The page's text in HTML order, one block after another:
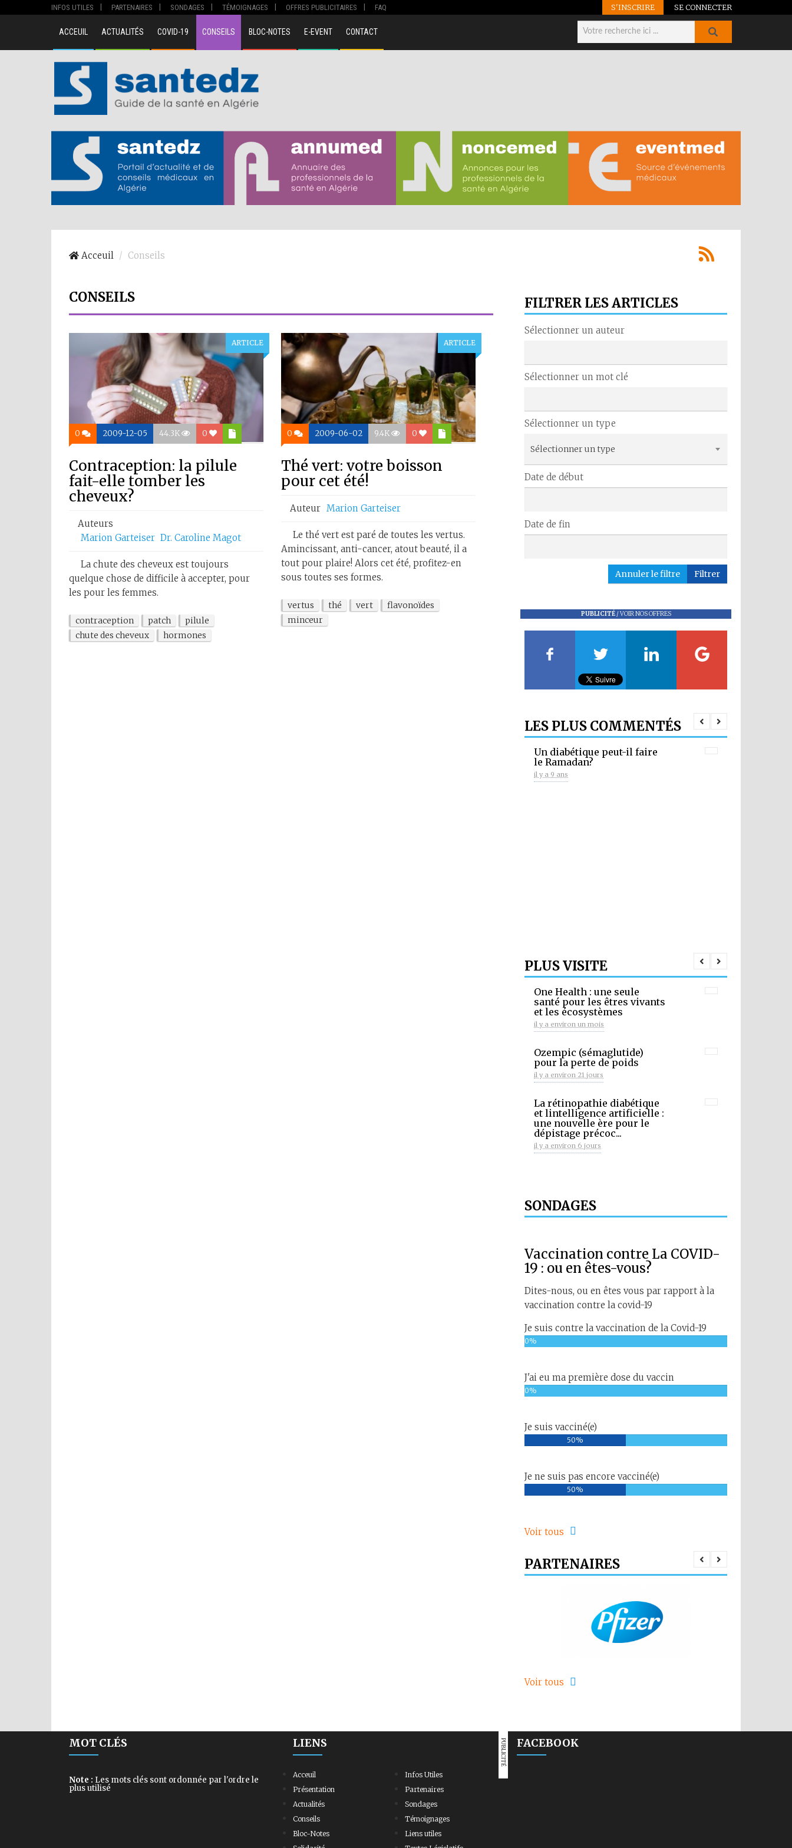
INFOS UTILES PARTENAIRES SONDAGES TÉMOIGNAGES OFFRES PUBLICITAIRES FAQ S'INSCRIRE SE CONNECTER
ACCEUIL ACTUALITÉS COVID-19 CONSEILS BLOC-NOTES E-EVENT CONTACT
Acceuil Conseils
CONSEILS
ARTICLE
0 2009-12-05 44.3K 0
Contraception: la pilule
fait-elle tomber les
cheveux?
Auteurs
Marion Garteiser Dr. Caroline Magot
La chute des cheveux est toujours
quelque chose de difficile à accepter, pour
les pour les femmes.
contraception patch
pilule
chute des cheveux
hormones
ARTICLE
0 2009-06-02 9.4K 0
Thé vert: votre boisson
pour cet été!
Auteur Marion Garteiser
Le thé vert est paré de toutes les vertus.
Amincissant, anti-cancer, atout beauté, il a
tout pour plaire! Alors cet été, profitez-en
sous toutes ses formes.
vertus thé vert
flavonoïdes
minceur
FILTRER LES ARTICLES
Sélectionner un auteur
Sélectionner un mot clé
Sélectionner un type
Sélectionner un type
Date de début
Date de fin
Filtrer
Annuler le filtre
PUBLICITÉ/VOIR NOS OFFRES
LES PLUS COMMENTÉS
Un diabétique peut-il faire
le Ramadan?
il y a 9 ans
PLUS VISITE
One Health : une seule
santé pour les êtres vivants
et les écosystèmes
il y a environ un mois
Ozempic (sémaglutide)
pour la perte de poids
il y a environ 21 jours
La rétinopathie diabétique
et lintelligence artificielle :
une nouvelle ère pour le
dépistage précoc...
il y a environ 6 jours
SONDAGES
Vaccination contre La COVID-
19 : ou en êtes-vous?
Dites-nous, ou en êtes vous par rapport à la
vaccination contre la covid-19
Je suis contre la vaccination de la Covid-19
0%
J'ai eu ma première dose du vaccin
0%
Je suis vacciné(e)
50%
Je ne suis pas encore vacciné(e)
50%
Voir tous
PARTENAIRES
Voir tous
PUBLICITÉ
MOT CLÉS
Note : Les mots clés sont ordonnée par l'ordre le
plus utilisé
LIENS
Acceuil
Présentation
Actualités
Conseils
Bloc-Notes
Infos Utiles
Partenaires
Sondages
Témoignages
Liens utiles
FACEBOOK